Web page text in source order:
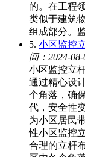
的。在工程
类似于建筑
组成部分。
5. 小区监控
间：2024-08-
小区监控立
通过精心设
个角落，确
代，安全性
为小区居民
性小区监控
合理的立杆